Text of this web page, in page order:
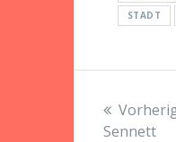
STADT
Sennett